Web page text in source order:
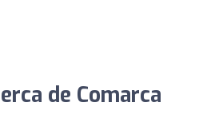
de Comarca